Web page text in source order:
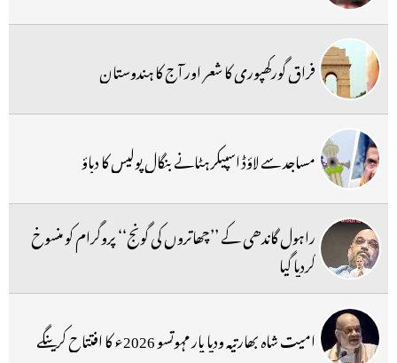
فراق گورکھپوری کا شعر اور آج کا ہندوستان
مساجد سے لاؤڈ اسپیکر ہٹانے بنگال پولیس کا دباؤ
راہول گاندھی کے ’’چھاتروں کی گونج‘‘ پروگرام کو منسوخ
کردیا گیا
امیت شاہ بھارتیہ ودیا پار مہوتسو 2026ء کا افتتاح کرینگے